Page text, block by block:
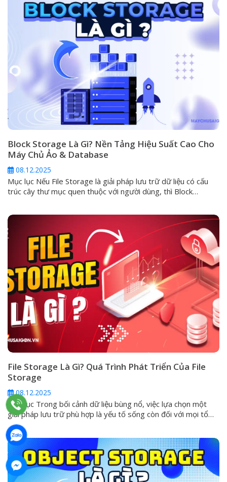
Block Storage Là Gì? Nền Tảng Hiệu Suất Cao Cho
Máy Chủ Ảo & Database
08.12.2025
Mục lục Nếu File Storage là giải pháp lưu trữ dữ liệu có cấu
trúc cây thư mục quen thuộc với người dùng, thì Block
I/O (Input/Output) cực cao...
File Storage Là Gì? Quá Trình Phát Triển Của File
Storage
08.12.2025
Mục lục Trong bối cảnh dữ liệu bùng nổ, việc lựa chọn một
giải pháp lưu trữ phù hợp là yếu tố sống còn đối với mọi tổ
chức. Trong số các hình thức phổ biến, File Storage (Lưu trữ
tệp tin) được xem là giải pháp quen thuộc và trực quan nhất.
Tuy nhiên,...